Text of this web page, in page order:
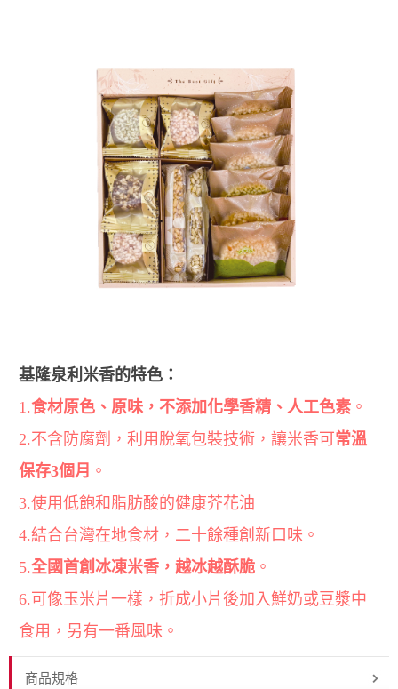
基隆泉利米香的特色：
1.食材原色、原味，不添加化學香精、人工色素。
2.不含防腐劑，利用脫氧包裝技術，讓米香可常溫
保存3個月 。
3.使用低飽和脂肪酸的健康芥花油
4.結合台灣在地食材，二十餘種創新口味。
5.全國首創冰凍米香，越冰越酥脆。
6.可像玉米片一樣，折成小片後加入鮮奶或豆漿中
食用，另有一番風味。
商品規格